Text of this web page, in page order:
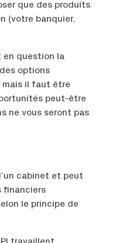
que des produits
(votre banquier,
en question la
options
mais il faut être
peut-être
ne vous seront pas
cabinet et peut
financiers
le principe de